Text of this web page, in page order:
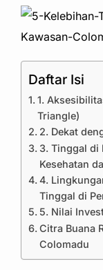
Daftar Isi
1.
Triangle)
2. Dekat
3. Tinggal di
Kesehatan
4.
Tinggal di
5. Nilai
Citra Buana
Colomadu